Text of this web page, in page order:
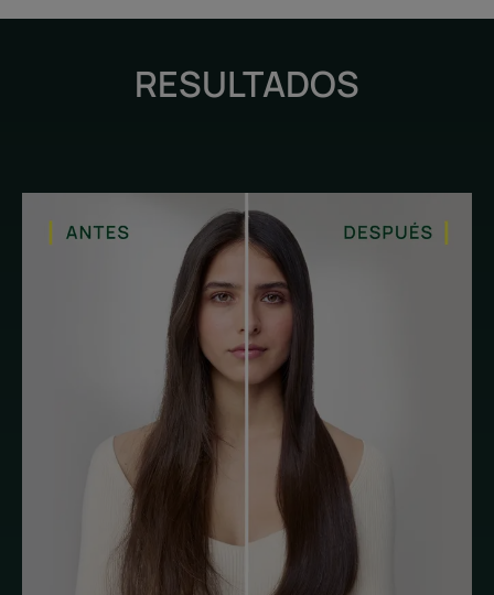
Facilita el peinado: desenreda al instante incluso el
suave, sedoso y fácil de peinar.
Textura envolvente: enriquecida con manteca de karité,
Textura
RESULTADOS